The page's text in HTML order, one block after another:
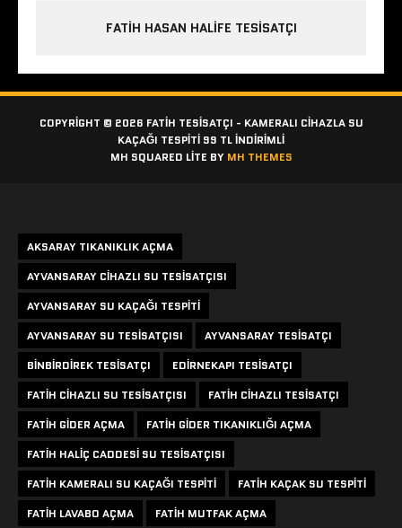
FATIH HASAN HALIFE TESISATÇI
COPYRIGHT © 2026 FATIH TESISATÇI - KAMERALI CIHAZLA SU
KAÇAĞI TESPITI 99 TL İNDİRİMLİ
MH SQUARED LITE BY MH THEMES
AKSARAY TIKANIKLIK AÇMA
AYVANSARAY CIHAZLI SU TESISATÇISI
AYVANSARAY SU KAÇAĞI TESPITI
AYVANSARAY SU TESISATÇISI
AYVANSARAY TESISATÇI
BINBIRDIREK TESISATÇI
EDIRNEKAPI TESISATÇI
FATIH CIHAZLI SU TESISATÇISI
FATIH CIHAZLI TESISATÇI
FATIH GIDER AÇMA
FATIH GIDER TIKANIKLIĞI AÇMA
FATIH HALIÇ CADDESI SU TESISATÇISI
FATIH KAMERALI SU KAÇAĞI TESPITI
FATIH KAÇAK SU TESPITI
FATIH LAVABO AÇMA
FATIH MUTFAK AÇMA